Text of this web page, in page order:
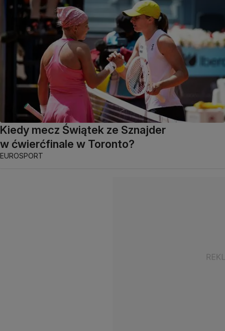
Kiedy mecz Świątek ze Sznajder
w ćwierćfinale w Toronto?
EUROSPORT